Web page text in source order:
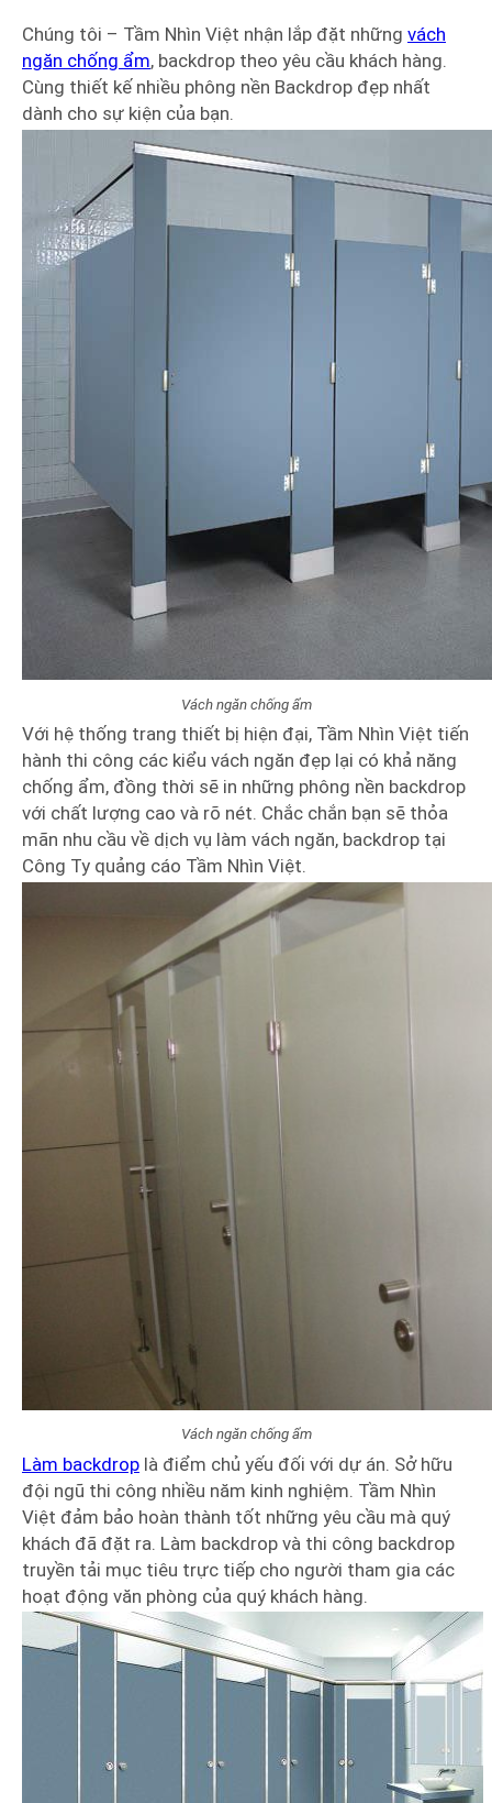
Chúng tôi – Tầm Nhìn Việt nhận lắp đặt những vách
ngăn chống ẩm, backdrop theo yêu cầu khách hàng.
Cùng thiết kế nhiều phông nền Backdrop đẹp nhất
dành cho sự kiện của bạn.
Vách ngăn chống ẩm
Với hệ thống trang thiết bị hiện đại, Tầm Nhìn Việt tiến
hành thi công các kiểu vách ngăn đẹp lại có khả năng
chống ẩm, đồng thời sẽ in những phông nền backdrop
với chất lượng cao và rõ nét. Chắc chắn bạn sẽ thỏa
mãn nhu cầu về dịch vụ làm vách ngăn, backdrop tại
Công Ty quảng cáo Tầm Nhìn Việt.
Vách ngăn chống ẩm
Làm backdrop là điểm chủ yếu đối với dự án. Sở hữu
đội ngũ thi công nhiều năm kinh nghiệm. Tầm Nhìn
Việt đảm bảo hoàn thành tốt những yêu cầu mà quý
khách đã đặt ra. Làm backdrop và thi công backdrop
truyền tải mục tiêu trực tiếp cho người tham gia các
hoạt động văn phòng của quý khách hàng.